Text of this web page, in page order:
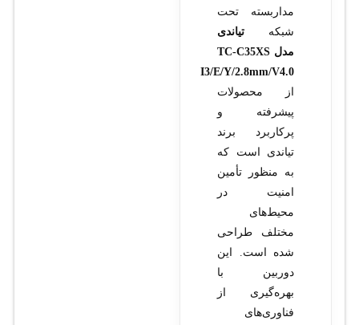
مداربسته تحت
شبکه تیاندی
مدل TC-C35XS
I3/E/Y/2.8mm/V4.0
از محصولات
پیشرفته و
پرکاربرد برند
تیاندی است که
به منظور تأمین
امنیت در
محیط‌های
مختلف طراحی
شده است. این
دوربین با
بهره‌گیری از
فناوری‌های